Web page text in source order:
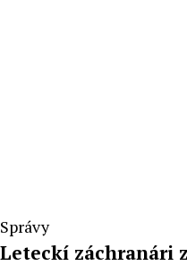
Správy
Leteckí záchranári